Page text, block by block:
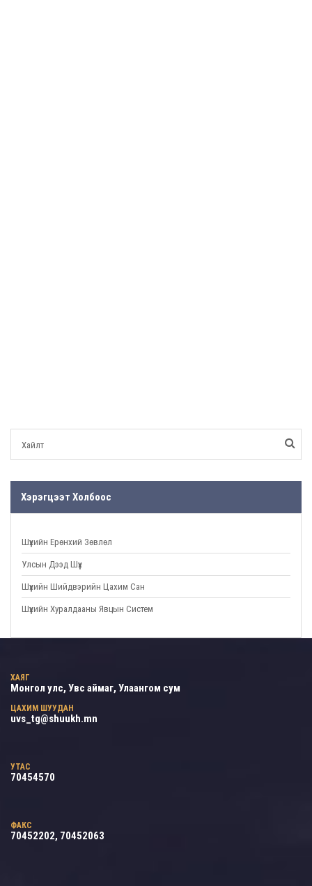
Хэрэгцээт Холбоос
Шүүхийн Ерөнхий Зөвлөл
Улсын Дээд Шүүх
Шүүхийн Шийдвэрийн Цахим Сан
Шүүхийн Хуралдааны Явцын Систем
ХАЯГ
Монгол улс, Увс аймаг, Улаангом сум
ЦАХИМ ШУУДАН
uvs_tg@shuukh.mn
УТАС
70454570
ФАКС
70452202, 70452063